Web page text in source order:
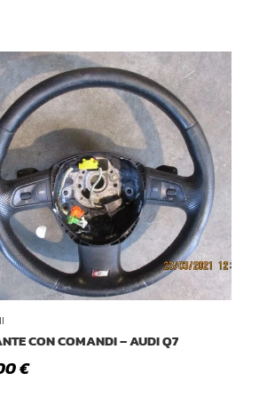
CON COMANDI – AUDI Q7
€